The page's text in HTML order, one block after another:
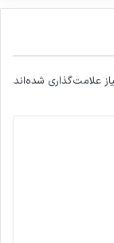
علامت‌گذاری شده‌اند